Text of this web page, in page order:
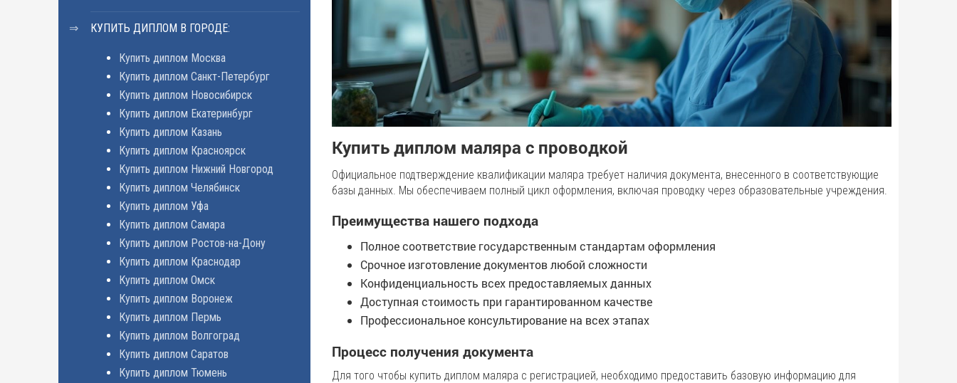
КУПИТЬ ДИПЛОМ В ГОРОДЕ:
Купить диплом Москва
Купить диплом Санкт-Петербург
Купить диплом Новосибирск
Купить диплом Екатеринбург
Купить диплом Казань
Купить диплом Красноярск
Купить диплом Нижний Новгород
Купить диплом Челябинск
Купить диплом Уфа
Купить диплом Самара
Купить диплом Ростов-на-Дону
Купить диплом Краснодар
Купить диплом Омск
Купить диплом Воронеж
Купить диплом Пермь
Купить диплом Волгоград
Купить диплом Саратов
Купить диплом Тюмень
Купить диплом маляра с проводкой
Официальное подтверждение квалификации маляра требует наличия документа, внесенного в соответствующие
базы данных. Мы обеспечиваем полный цикл оформления, включая проводку через образовательные учреждения.
Преимущества нашего подхода
Полное соответствие государственным стандартам оформления
Срочное изготовление документов любой сложности
Конфиденциальность всех предоставляемых данных
Доступная стоимость при гарантированном качестве
Профессиональное консультирование на всех этапах
Процесс получения документа
Для того чтобы купить диплом маляра с регистрацией, необходимо предоставить базовую информацию для